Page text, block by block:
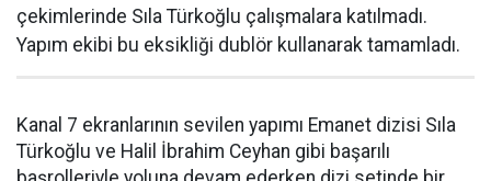
çekimlerinde Sıla Türkoğlu çalışmalara katılmadı.
Yapım ekibi bu eksikliği dublör kullanarak tamamladı.
Kanal 7 ekranlarının sevilen yapımı Emanet dizisi Sıla
Türkoğlu ve Halil İbrahim Ceyhan gibi başarılı